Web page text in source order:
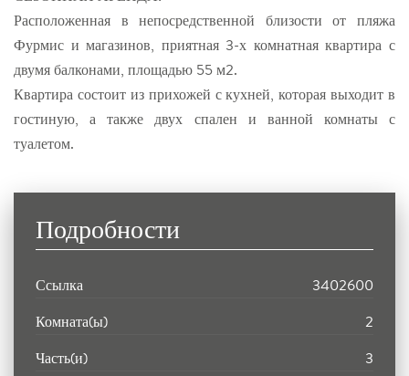
Расположенная в непосредственной близости от пляжа
Фурмис и магазинов, приятная 3-х комнатная квартира с
двумя балконами, площадью 55 м2.
Квартира состоит из прихожей с кухней, которая выходит в
гостиную, а также двух спален и ванной комнаты с
туалетом.
Подробности
Ссылка
3402600
Комната(ы)
2
Часть(и)
3